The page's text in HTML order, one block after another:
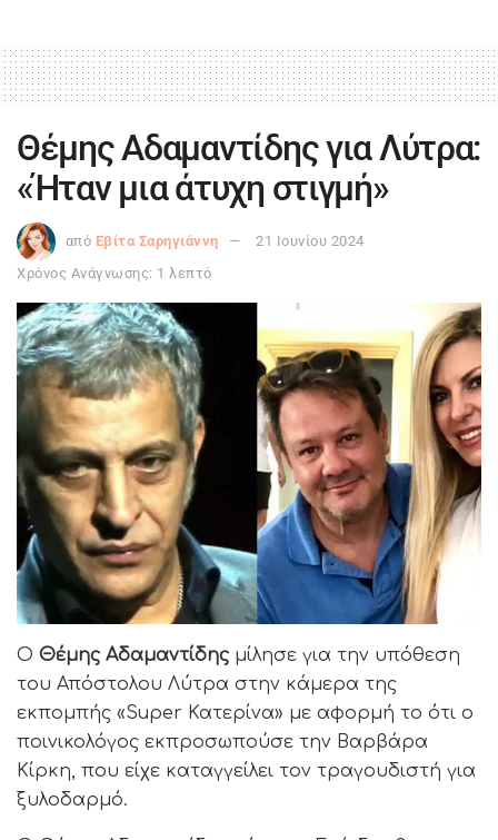
Θέμης Αδαμαντίδης για Λύτρα:
«Ήταν μια άτυχη στιγμή»
από Εβίτα Σαρηγιάννη
21 Ιουνίου 2024
Χρόνος Ανάγνωσης: 1 λεπτό
Ο Θέμης Αδαμαντίδης μίλησε για την υπόθεση
του Απόστολου Λύτρα στην κάμερα της
εκπομπής «Super Κατερίνα» με αφορμή το ότι ο
ποινικολόγος εκπροσωπούσε την Βαρβάρα
Κίρκη, που είχε καταγγείλει τον τραγουδιστή για
ξυλοδαρμό.